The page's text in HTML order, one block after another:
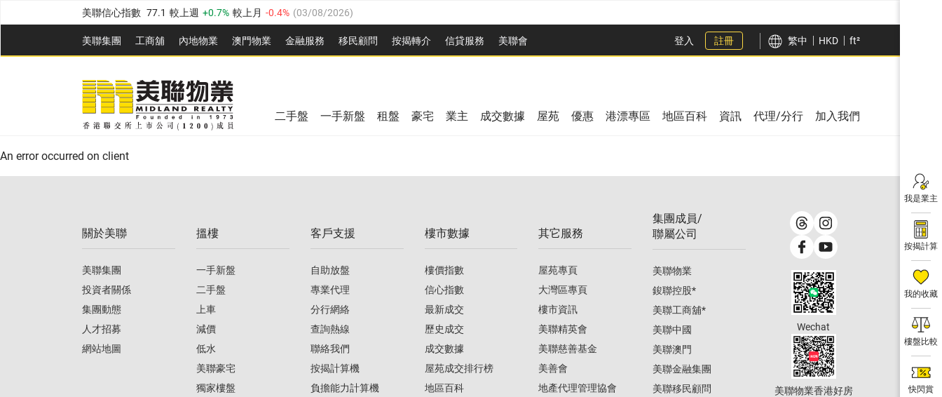
美聯信心指數 77.1 較上週 0.7% 較上月 -0.4% (03/08/2026)
全港樓價指數 149.1 較上週 0% 較上月 0.4% (03/08/2026)
港島樓價指數 157.4 較上週 -0.3% 較上月 -0.8% (03/08/2026)
九龍樓價指數 156.4 較上週 -0.1%
新界樓價指數 134.8 較上週 0.1% 0.9% 03/08/2026
美聯信心指數 77.1 較上週 0.7% 較上月
美聯集團 工商舖 內地物業 澳門物業 金融服務 移民顧問 按揭轉介 信貸服務 美聯會
全港樓價指數 149.1 較上週 0% 較上月
美聯信心指數 較上週 0.7% 03/08/2026)
登入 註冊 繁中 HKD ft²
我是業主
按揭計算
我的收藏
樓盤比較
快閃賞
二手盤 一手新盤 租盤 豪宅 業主 成交數據 屋苑 優惠 港漂專區 地區百科 資訊 代理/分行 加入我們
An error occurred on client
關於美聯
美聯集團
投資者關係
集團動態
人才招募
網站地圖
搵樓
一手新盤
二手盤
上車
減價
低水
美聯豪宅
獨家樓盤
客戶支援
自助放盤
專業代理
分行網絡
查詢熱線
聯絡我們
按揭計算機
負擔能力計算機
樓市數據
樓價指數
信心指數
最新成交
歷史成交
成交數據
屋苑成交排行榜
地區百科
其它服務
屋苑專頁
大灣區專頁
樓市資訊
美聯精英會
美聯慈善基金
美善會
地產代理管理協會
集團成員/
聯屬公司
美聯物業
鋑聯控股*
美聯工商舖*
美聯中國
美聯澳門
美聯金融集團
美聯移民顧問
Wechat
美聯物業香港好房